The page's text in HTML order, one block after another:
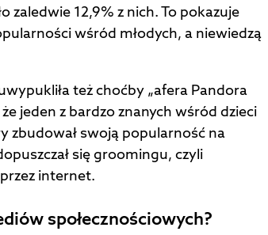
zaledwie 12,9% z nich. To pokazuje
wśród młodych, a niewiedzą
też choćby „afera Pandora
jeden z bardzo znanych wśród dzieci
zbudował swoją popularność na
się groomingu, czyli
internet.
społecznościowych?